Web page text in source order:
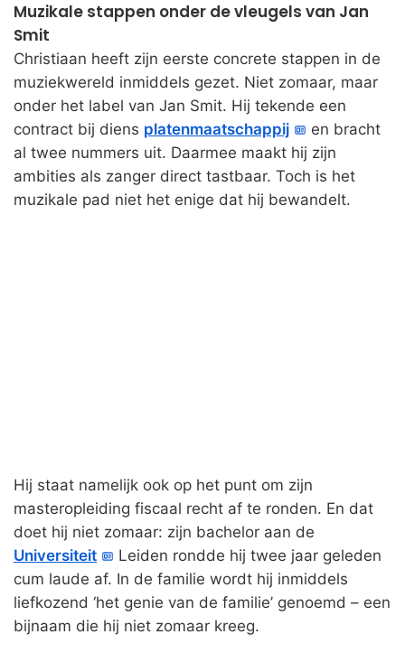
Muzikale stappen onder de vleugels van Jan
Smit
Christiaan heeft zijn eerste concrete stappen in de
muziekwereld inmiddels gezet. Niet zomaar, maar
onder het label van Jan Smit. Hij tekende een
contract bij diens platenmaatschappij
en bracht
al twee nummers uit. Daarmee maakt hij zijn
ambities als zanger direct tastbaar. Toch is het
muzikale pad niet het enige dat hij bewandelt.
Hij staat namelijk ook op het punt om zijn
masteropleiding fiscaal recht af te ronden. En dat
doet hij niet zomaar: zijn bachelor aan de
Universiteit
Leiden rondde hij twee jaar geleden
cum laude af. In de familie wordt hij inmiddels
liefkozend ‘het genie van de familie’ genoemd – een
bijnaam die hij niet zomaar kreeg.